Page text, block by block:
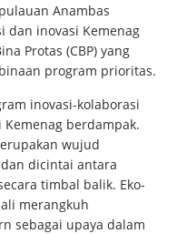
Anambas
dan inovasi Kemenag
Protas (CBP) yang
program prioritas.
inovasi-kolaborasi
berdampak.
wujud
dicintai antara
timbal balik. Eko-
merangkuh
sebagai upaya dalam